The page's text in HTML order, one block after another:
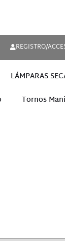
REGISTRO/
LÁMPARAS
Tornos